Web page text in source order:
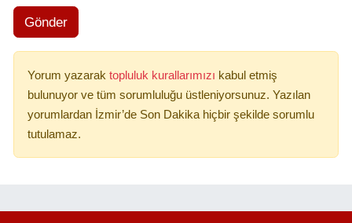
Gönder
Yorum yazarak topluluk kurallarımızı kabul etmiş
bulunuyor ve tüm sorumluluğu üstleniyorsunuz. Yazılan
yorumlardan İzmir’de Son Dakika hiçbir şekilde sorumlu
tutulamaz.